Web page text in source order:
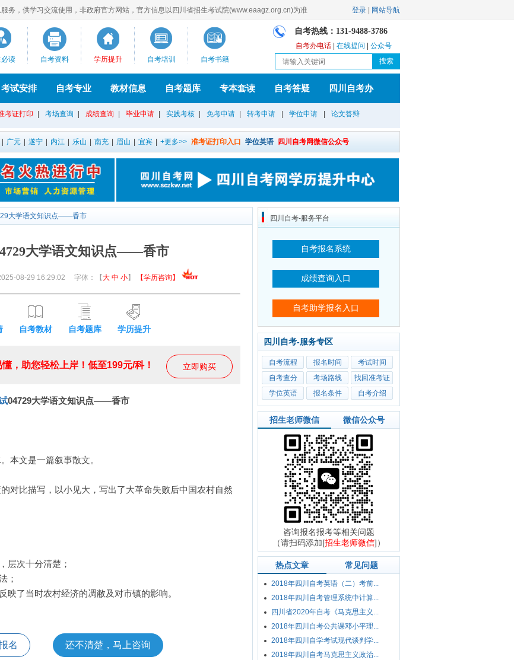
务，供学习交流使用，非政府官方网站，官方信息以四川省招生考试院(www.eaagz.org.cn)为准 登录 网站导航
读 自考资料 学历提升 自考培训 自考书籍
自考热线：131-9488-3786
自考办电话 在线提问 公众号
考试安排 自考专业 教材信息 自考题库 专本套读 自考答疑 四川自考办
考证打印 考场查询 成绩查询 毕业申请 实践考核 免考申请 转考申请 学位申请 论文答辩
广元 遂宁 内江 乐山 南充 眉山 宜宾 +更多>> 准考证打印入口 学位英语 四川自考网微信公众号
大学语文知识点——香市
大学语文知识点——香市
08-29 16:29:02 字体：【大 中 小】 【学历咨询】
自考教材 自考题库 学历提升
立即购买
，助您轻松上岸！低至199元/科！
04729大学语文知识点——香市
本文是一篇叙事散文。
对比描写，以小见大，写出了大革命失败后中国农村自然
层次十分清楚；
；
映了当时农村经济的凋敝及对市镇的影响。
名 还不清楚，马上咨询
四川自考-服务平台
四川自考-服务专区
自考流程 报名时间
考试时间
自考查分
考场路线
找回准考证
学位英语
报名条件 自考介绍
招生老师微信 微信公众号
咨询报名报考等相关问题
（请扫码添加[招生老师微信]）
热点文章 常见问题
2018年四川自考英语（二）考前...
2018年四川自考管理系统中计算...
四川省2020年自考《马克思主义...
2018年四川自考公共课邓小平理...
2018年四川自学考试现代谈判学...
2018年四川自考马克思主义政治...